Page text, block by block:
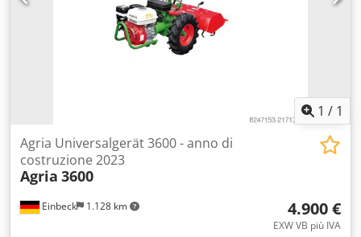
1 / 1
Einbeck 1.128 km
Agria Universalgerät 3600 - anno di
costruzione 2023
Agria 3600
4.900 €
EXW VB più IVA